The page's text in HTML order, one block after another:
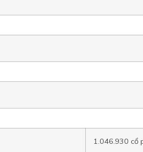
1.046.930 cổ